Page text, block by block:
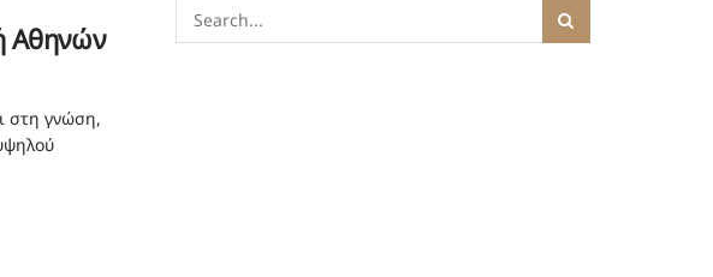
Αθηνών
στη γνώση,